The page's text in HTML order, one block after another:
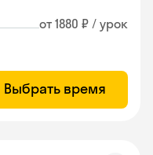
от 1880 ₽ / урок
Выбрать время